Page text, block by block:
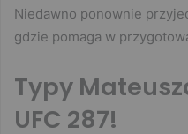
Niedawno ponownie
gdzie pomaga w
Typy
UFC 287!